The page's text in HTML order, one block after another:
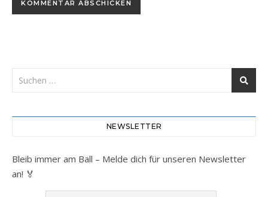
NEWSLETTER
Bleib immer am Ball – Melde dich für unseren Newsletter
an! 🏅